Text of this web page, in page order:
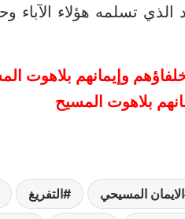
تسلمه هؤلاء
وإيمانهم بلاهوت
بلاهوت المسيح
الايمان المسيحي التفريغ